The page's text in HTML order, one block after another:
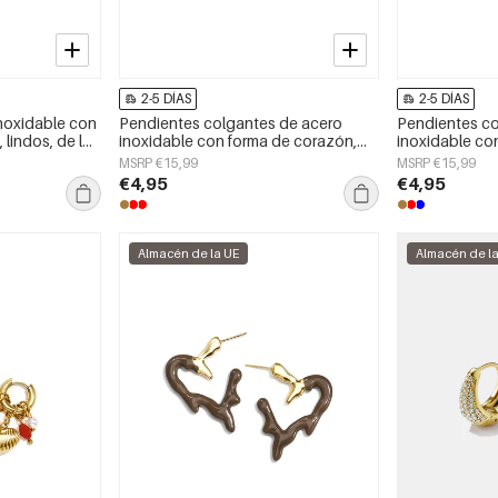
con
lindos, de la
para mujer
2-5 DÍAS
Pendientes colgantes de acero
inoxidable con forma de corazón,
sencillos, de la serie Daily Simple,
joyería para mujer.
MSRP €15,99
€4,95
2-5 DÍAS
Pendientes
inoxidable
Daily Simple,
MSRP €15,99
€4,95
Almacén de la UE Almacén de